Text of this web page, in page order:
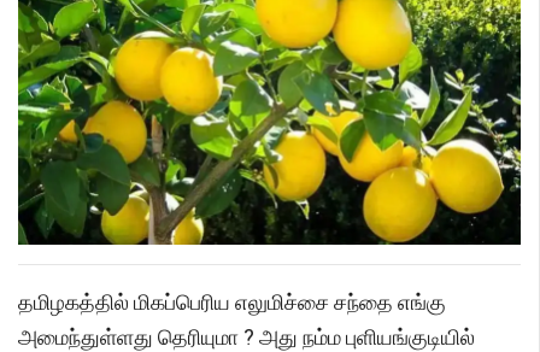
தமிழகத்தில் மிகப்பெரிய எலுமிச்சை சந்தை எங்கு
அமைந்துள்ளது தெரியுமா ? அது நம்ம புளியங்குடியில்